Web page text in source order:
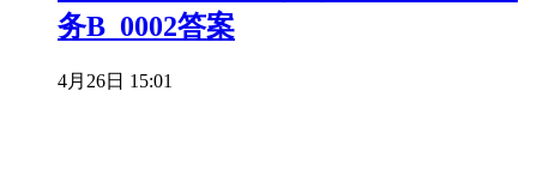
务B_0002答案
4月26日 15:01